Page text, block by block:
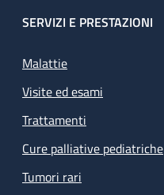
SERVIZI E PRESTAZIONI
Malattie
Visite ed esami
Trattamenti
Cure palliative pediatriche
Tumori rari